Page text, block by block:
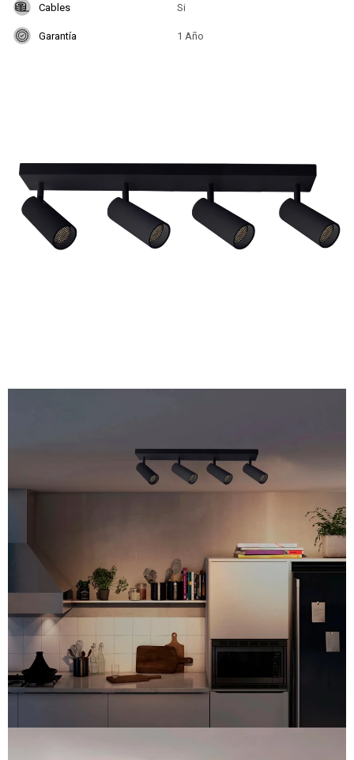
Cables Si
Garantía 1 Año